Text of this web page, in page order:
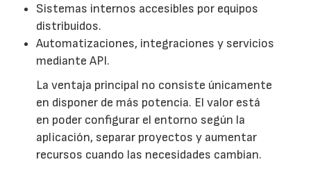
Sistemas internos accesibles por equipos
distribuidos.
Automatizaciones, integraciones y servicios
mediante API.
La ventaja principal no consiste únicamente
en disponer de más potencia. El valor está
en poder configurar el entorno según la
aplicación, separar proyectos y aumentar
recursos cuando las necesidades cambian.